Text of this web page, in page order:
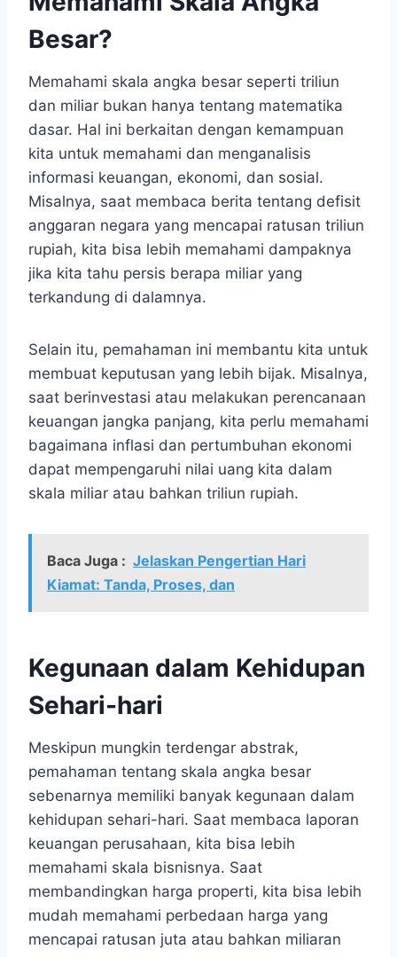
Besar?
Memahami skala angka besar seperti triliun
dan miliar bukan hanya tentang matematika
dasar. Hal ini berkaitan dengan kemampuan
kita untuk memahami dan menganalisis
informasi keuangan, ekonomi, dan sosial.
Misalnya, saat membaca berita tentang defisit
anggaran negara yang mencapai ratusan triliun
rupiah, kita bisa lebih memahami dampaknya
jika kita tahu persis berapa miliar yang
terkandung di dalamnya.
Selain itu, pemahaman ini membantu kita untuk
membuat keputusan yang lebih bijak. Misalnya,
saat berinvestasi atau melakukan perencanaan
keuangan jangka panjang, kita perlu memahami
bagaimana inflasi dan pertumbuhan ekonomi
dapat mempengaruhi nilai uang kita dalam
skala miliar atau bahkan triliun rupiah.
Baca Juga : Jelaskan Pengertian Hari
Kiamat: Tanda, Proses, dan
Kegunaan dalam Kehidupan
Sehari-hari
Meskipun mungkin terdengar abstrak,
pemahaman tentang skala angka besar
sebenarnya memiliki banyak kegunaan dalam
kehidupan sehari-hari. Saat membaca laporan
keuangan perusahaan, kita bisa lebih
memahami skala bisnisnya. Saat
membandingkan harga properti, kita bisa lebih
mudah memahami perbedaan harga yang
mencapai ratusan juta atau bahkan miliaran